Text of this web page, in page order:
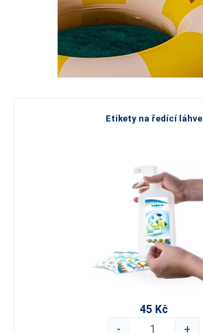
Etikety na ředící láhve
45 Kč
-
+